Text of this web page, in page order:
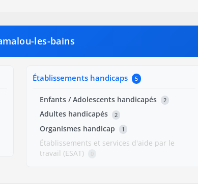
les-bains
Établissements handicaps 5
Enfants / Adolescents handicapés 2
Adultes handicapés 2
Organismes handicap 1
Établissements et services d'aide par le
travail (ESAT)
0